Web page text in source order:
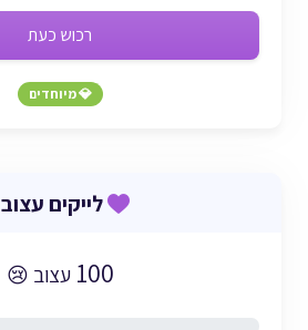
רכוש כעת
💎 מיוחדים
לייקים עצוב
100 עצוב 😢